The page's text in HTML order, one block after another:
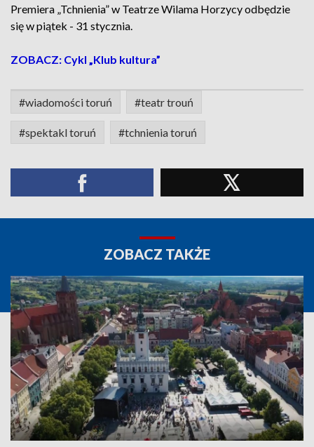
Premiera „Tchnienia” w Teatrze Wilama Horzycy odbędzie
się w piątek - 31 stycznia.
ZOBACZ: Cykl „Klub kultura”
#wiadomości toruń #teatr trouń
#spektakl toruń #tchnienia toruń
ZOBACZ TAKŻE